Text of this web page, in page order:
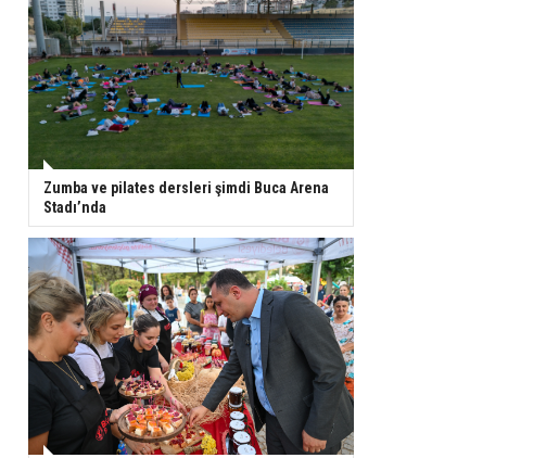
Zumba ve pilates dersleri şimdi Buca Arena
Stadı’nda